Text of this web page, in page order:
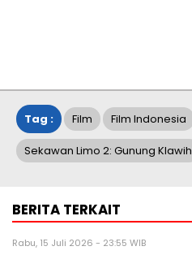
Tag : Film Film Indonesia
Sekawan Limo 2: Gunung Klawih
BERITA TERKAIT
Rabu, 15 Juli 2026 - 23:55 WIB